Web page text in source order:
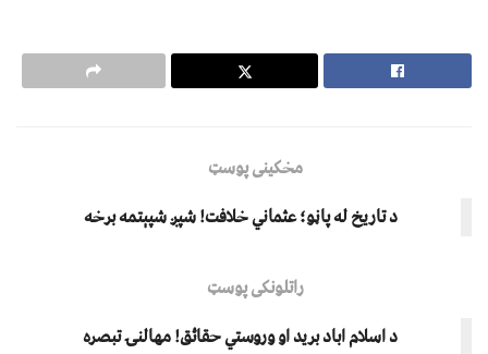
مخکینی پوسټ
د تاریخ له پاڼو؛ عثماني خلافت! شپږ شپېتمه برخه
راتلونکی پوسټ
د اسلام اباد برید او وروستي حقائق! مهالنۍ تبصره